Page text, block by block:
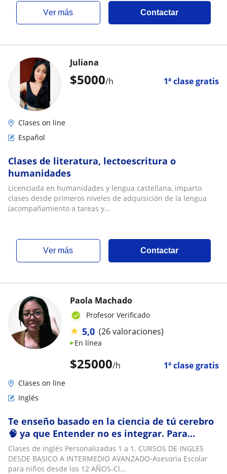
ver más Contactar
$5000/h 1ª clase gratis
Juliana
Clases on line
Español
Clases de literatura, lectoescritura o
humanidades
Licenciada en humanidades y lengua castellana, imparto
clases desde primeros niveles de adquisición de la lengua
(acompañamiento a tareas y...
ver más Contactar
$25000/h 1ª clase gratis
Paola Machado
Profesor Verificado
★ 5,0 (26 valoraciones)
En línea
Clases on line
Inglés
Te enseño basado en la ciencia de tú cerebro
🧠 ya que Entender no es integrar. Para
adolescentes Asesoría Escolar PARA BÁSICOS
DESDE CERO CURSOS (2 PEOPLE POR CLASE)
Clases de inglés Personalizadas 1 a 1. CURSOS DE INGLES
DESDE BASICO A INTERMEDIO AVANZADO-Asesoria Escolar
para niños desde los 12 AÑOS-Cl...